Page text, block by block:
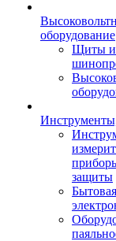
оборудование
Щиты
защиты